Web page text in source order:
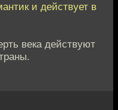
и действует в
века действуют